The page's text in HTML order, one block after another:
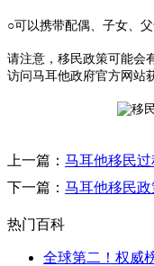
○可以携带配偶、子女、
请注意，移民政策可能会
访问马耳他政府官方网站
©
上一篇： 马耳他移民
下一篇： 马耳他移民
热门百科
全球第二！权威